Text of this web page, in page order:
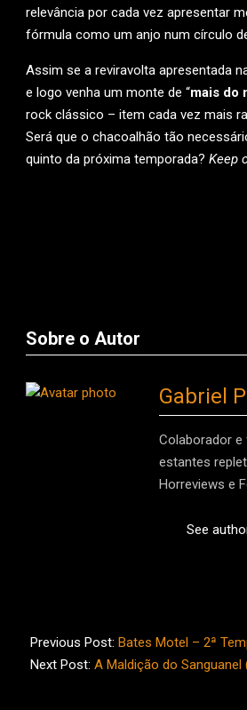
relevância por cada vez apresentar
fórmula como um anjo num círculo
Assim se a reviravolta apresentada
e logo venha um monte de “mais do
rock clássico – item cada vez mais
Será que o chacoalhão tão
quinto da próxima temporada? Keep
Sobre o Autor
Gabriel
Colaborador e
estantes
Horreviews e
See
06-
06
Previous Post: Bates Motel – 2ª
Next Post: A Maldição do Sanguanel